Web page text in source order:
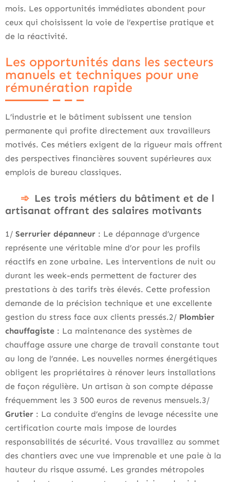
mois. Les opportunités immédiates abondent pour
ceux qui choisissent la voie de l’expertise pratique et
de la réactivité.
Les opportunités dans les secteurs
manuels et techniques pour une
rémunération rapide
L’industrie et le bâtiment subissent une tension
permanente qui profite directement aux travailleurs
motivés. Ces métiers exigent de la rigueur mais offrent
des perspectives financières souvent supérieures aux
emplois de bureau classiques.
Les trois métiers du bâtiment et de l
artisanat offrant des salaires motivants
1/ Serrurier dépanneur : Le dépannage d’urgence
représente une véritable mine d’or pour les profils
réactifs en zone urbaine. Les interventions de nuit ou
durant les week-ends permettent de facturer des
prestations à des tarifs très élevés. Cette profession
demande de la précision technique et une excellente
gestion du stress face aux clients pressés.2/ Plombier
chauffagiste : La maintenance des systèmes de
chauffage assure une charge de travail constante tout
au long de l’année. Les nouvelles normes énergétiques
obligent les propriétaires à rénover leurs installations
de façon régulière. Un artisan à son compte dépasse
fréquemment les 3 500 euros de revenus mensuels.3/
Grutier : La conduite d’engins de levage nécessite une
certification courte mais impose de lourdes
responsabilités de sécurité. Vous travaillez au sommet
des chantiers avec une vue imprenable et une paie à la
hauteur du risque assumé. Les grandes métropoles